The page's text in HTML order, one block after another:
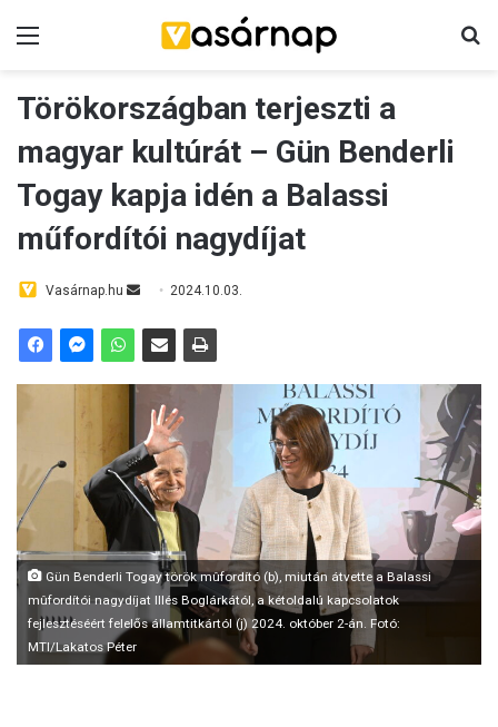
Menü
Törökországban terjeszti a
magyar kultúrát – Gün Benderli
Togay kapja idén a Balassi
műfordítói nagydíjat
Vasárnap.hu
Send
email
2024.10.03.
Gün Benderli Togay török mûfordító (b), miután átvette a Balassi
mûfordítói nagydíjat Illés Boglárkától, a kétoldalú kapcsolatok
fejlesztéséért felelős államtitkártól (j) 2024. október 2-án. Fotó:
MTI/Lakatos Péter